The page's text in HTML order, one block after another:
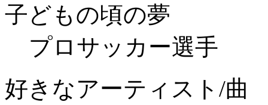
子どもの頃の夢
プロサッカー選手
好きなアーティスト/曲